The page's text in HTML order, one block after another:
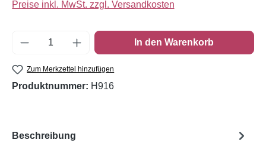
Preise inkl. MwSt. zzgl. Versandkosten
Produkt Anzahl: Gib den gewünschten
In den Warenkorb
Zum Merkzettel hinzufügen
Produktnummer: H916
Beschreibung